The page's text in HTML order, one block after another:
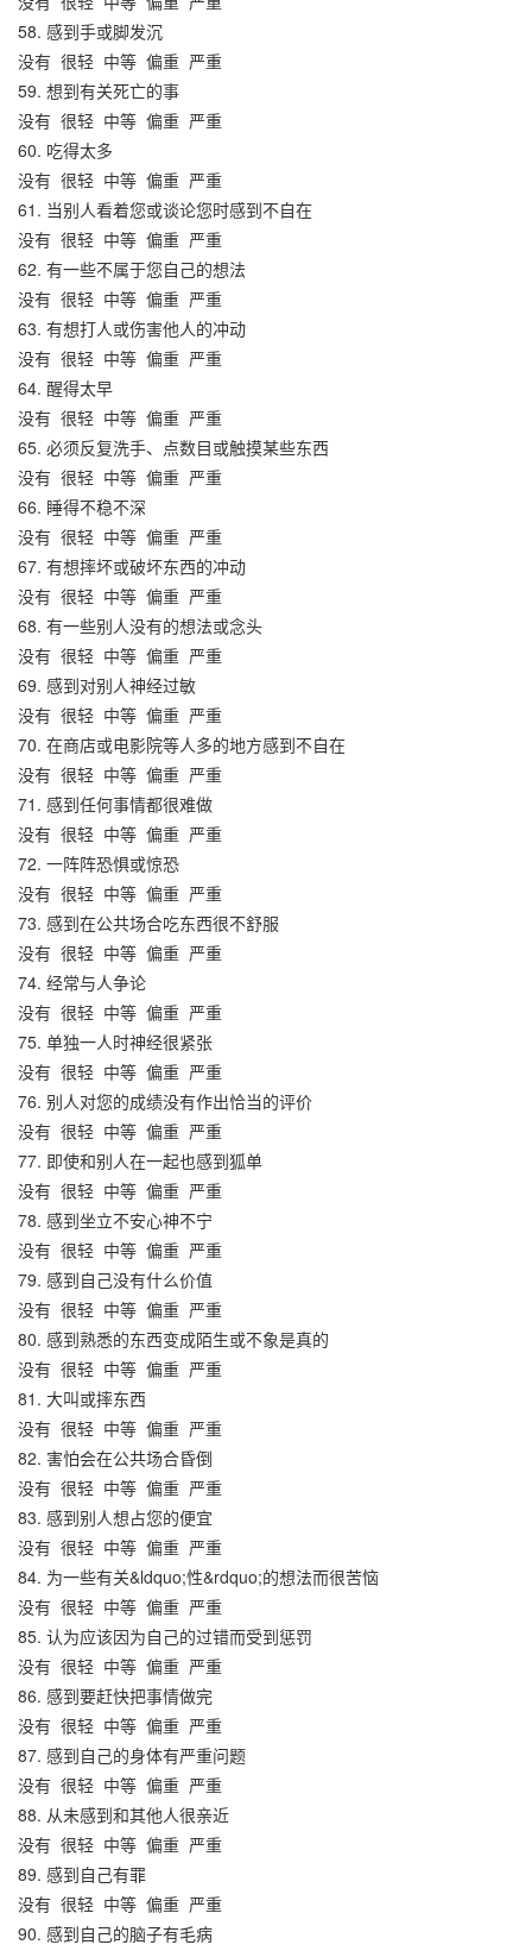
58. 感到手或脚发沉
没有 很轻 中等 偏重 严重
59. 想到有关死亡的事
没有 很轻 中等 偏重 严重
60. 吃得太多
没有 很轻 中等 偏重 严重
61. 当别人看着您或谈论您时感到不自在
没有 很轻 中等 偏重 严重
62. 有一些不属于您自己的想法
没有 很轻 中等 偏重 严重
63. 有想打人或伤害他人的冲动
没有 很轻 中等 偏重 严重
64. 醒得太早
没有 很轻 中等 偏重 严重
65. 必须反复洗手、点数目或触摸某些东西
没有 很轻 中等 偏重 严重
66. 睡得不稳不深
没有 很轻 中等 偏重 严重
67. 有想摔坏或破坏东西的冲动
没有 很轻 中等 偏重 严重
68. 有一些别人没有的想法或念头
没有 很轻 中等 偏重 严重
69. 感到对别人神经过敏
没有 很轻 中等 偏重 严重
70. 在商店或电影院等人多的地方感到不自在
没有 很轻 中等 偏重 严重
71. 感到任何事情都很难做
没有 很轻 中等 偏重 严重
72. 一阵阵恐惧或惊恐
没有 很轻 中等 偏重 严重
73. 感到在公共场合吃东西很不舒服
没有 很轻 中等 偏重 严重
74. 经常与人争论
没有 很轻 中等 偏重 严重
75. 单独一人时神经很紧张
没有 很轻 中等 偏重 严重
76. 别人对您的成绩没有作出恰当的评价
没有 很轻 中等 偏重 严重
77. 即使和别人在一起也感到狐单
没有 很轻 中等 偏重 严重
78. 感到坐立不安心神不宁
没有 很轻 中等 偏重 严重
79. 感到自己没有什么价值
没有 很轻 中等 偏重 严重
80. 感到熟悉的东西变成陌生或不象是真的
没有 很轻 中等 偏重 严重
81. 大叫或摔东西
没有 很轻 中等 偏重 严重
82. 害怕会在公共场合昏倒
没有 很轻 中等 偏重 严重
83. 感到别人想占您的便宜
没有 很轻 中等 偏重 严重
84. 为一些有关&ldquo;性&rdquo;的想法而很苦恼
没有 很轻 中等 偏重 严重
85. 认为应该因为自己的过错而受到惩罚
没有 很轻 中等 偏重 严重
86. 感到要赶快把事情做完
没有 很轻 中等 偏重 严重
87. 感到自己的身体有严重问题
没有 很轻 中等 偏重 严重
88. 从未感到和其他人很亲近
没有 很轻 中等 偏重 严重
89. 感到自己有罪
没有 很轻 中等 偏重 严重
90. 感到自己的脑子有毛病